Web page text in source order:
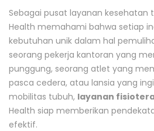
Sebagai pusat layanan kesehatan
Health memahami bahwa setiap
kebutuhan unik dalam hal
seorang pekerja kantoran yang
punggung, seorang atlet yang
pasca cedera, atau lansia yang
mobilitas tubuh, layanan
Health siap memberikan
efektif.